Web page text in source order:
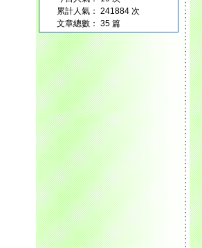
累計人氣： 241884 次
文章總數： 35 篇